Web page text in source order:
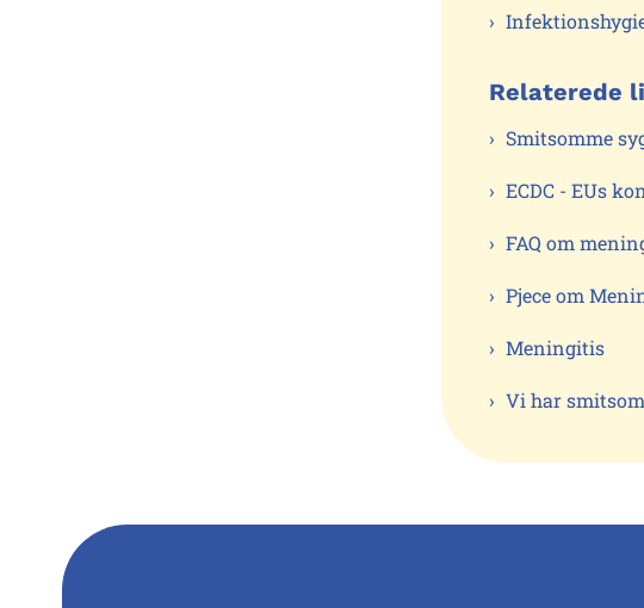
Relaterede
Smitsomme
ECDC - EUs
FAQ om
Pjece om
Meningitis
Vi har